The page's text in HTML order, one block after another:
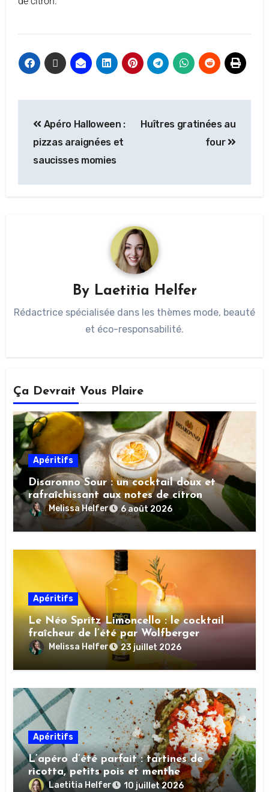
Apéro Halloween :
pizzas araignées et
saucisses momies
Huîtres gratinées au
four
By Laetitia Helfer
Rédactrice spécialisée dans les thèmes mode, beauté
et éco-responsabilité.
Ça Devrait Vous Plaire
Apéritifs
Disaronno Sour : un cocktail doux et
rafraîchissant aux notes de citron
Melissa Helfer 6 août 2026
Apéritifs
Le Néo Spritz Limoncello : le cocktail
fraîcheur de l’été par Wolfberger
Melissa Helfer 23 juillet 2026
Apéritifs
L’apéro d’été parfait : tartines de
ricotta, petits pois et menthe
Laetitia Helfer 10 juillet 2026